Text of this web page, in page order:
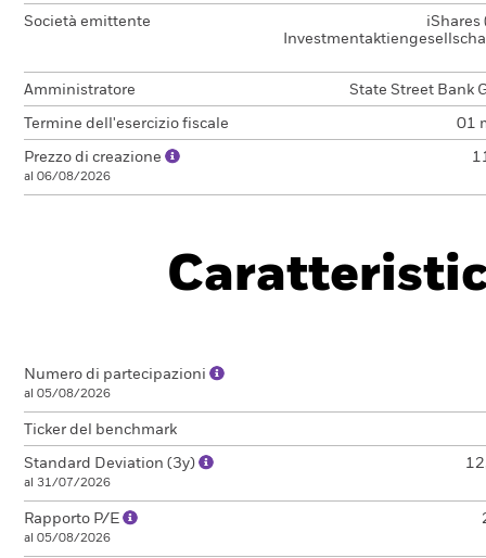
Società emittente
iShares
Amministratore State Street Bank
Termine dell'esercizio fiscale 01
Prezzo di creazione
al 06/08/2026
Numero di partecipazioni
al 05/08/2026
Ticker del benchmark
Standard Deviation (3y)
al 31/07/2026
Rapporto P/E
al 05/08/2026